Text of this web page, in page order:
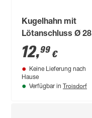
Kugelhahn mit
Lötanschluss Ø 28
mm
12,99 €
Keine Lieferung nach
Hause
Verfügbar in Troisdorf